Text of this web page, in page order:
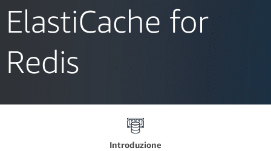
ElastiCache for
Redis
Introduzione